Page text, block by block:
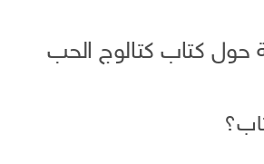
حول كتاب كتالوج الحب